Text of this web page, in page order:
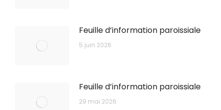
Feuille d’information paroissiale
5 juin 2026
Feuille d’information paroissiale
29 mai 2026